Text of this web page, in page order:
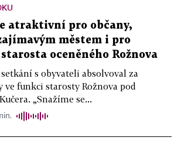
atraktivní pro občany,
městem i pro
oceněného Rožnova
s obyvateli absolvoval za
ve funkci starosty Rožnova pod
„Snažíme se...